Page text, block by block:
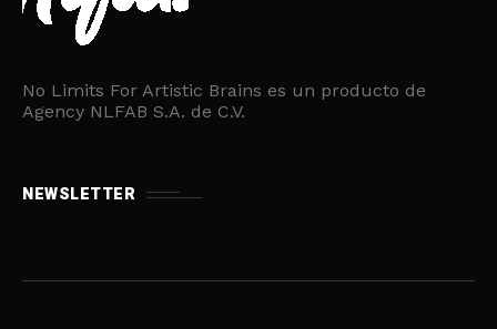
No Limits For Artistic Brains es un producto de
Agency NLFAB S.A. de C.V.
NEWSLETTER